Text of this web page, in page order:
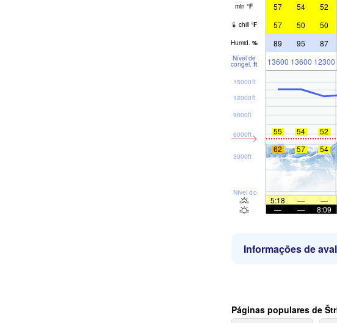
min °F 57 54 52
chill °F 57 50 50
Humid. % 89 95 87
Nível de
congel. ft 13600 13600 12300
Nível do mar
3000ft
6000ft
9000ft
12000ft
15000ft
55 54 52
62
57 54
5:18 — —
—
— 8:09
Informações de
Páginas populares de